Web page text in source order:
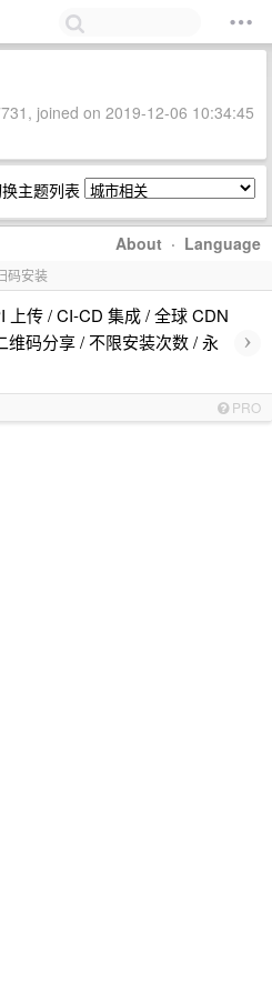
joined on 2019-12-06 10:34:45
主题列表
About · Language
码安装
上传 / CI-CD 集成 / 全球 CDN
码分享 / 不限安装次数 / 永
›
PRO